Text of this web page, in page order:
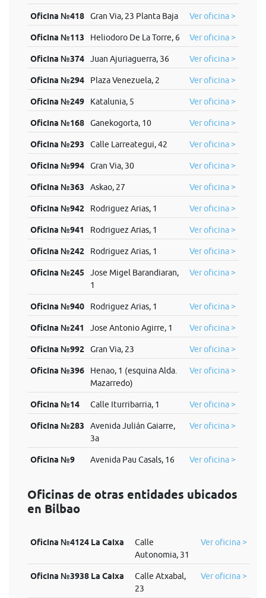
Oficina №418 Gran Via, 23 Planta Baja Ver oficina >
Oficina №113 Heliodoro De La Torre, 6 Ver oficina >
Oficina №374 Juan Ajuriaguerra, 36 Ver oficina >
Oficina №294 Plaza Venezuela, 2 Ver oficina >
Oficina №249 Katalunia, 5 Ver oficina >
Oficina №168 Ganekogorta, 10 Ver oficina >
Oficina №293 Calle Larreategui, 42 Ver oficina >
Oficina №994 Gran Via, 30 Ver oficina >
Oficina №363 Askao, 27 Ver oficina >
Oficina №942 Rodriguez Arias, 1 Ver oficina >
Oficina №941 Rodriguez Arias, 1 Ver oficina >
Oficina №242 Rodriguez Arias, 1 Ver oficina >
Oficina №245
Jose Migel Barandiaran,
1
Ver oficina >
Oficina №940 Rodriguez Arias, 1 Ver oficina >
Oficina №241 Jose Antonio Agirre, 1 Ver oficina >
Oficina №992 Gran Via, 23 Ver oficina >
Oficina №396
Henao, 1 (esquina Alda.
Mazarredo)
Ver oficina >
Oficina №14 Calle Iturribarria, 1 Ver oficina >
Oficina №283
Avenida Julián Gaiarre,
3a
Ver oficina >
Oficina №9 Avenida Pau Casals, 16 Ver oficina >
Oficinas de otras entidades ubicados
en Bilbao
Oficina №4124 La Caixa
Calle
Autonomia, 31
Ver oficina >
Oficina №3938 La Caixa
Calle Atxabal,
23
Ver oficina >